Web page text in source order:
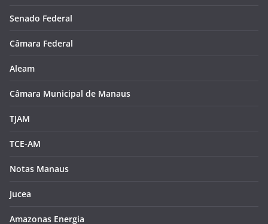
Senado Federal
Câmara Federal
Aleam
Câmara Municipal de Manaus
TJAM
TCE-AM
Notas Manaus
Jucea
Amazonas Energia